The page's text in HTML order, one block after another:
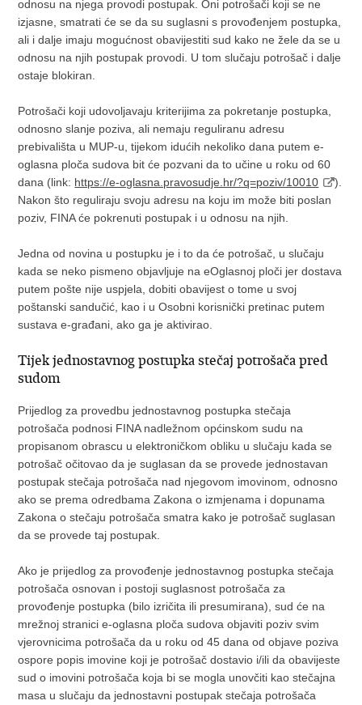
odnosu na njega provodi postupak. Oni potrošači koji se ne
izjasne, smatrati će se da su suglasni s provođenjem postupka,
ali i dalje imaju mogućnost obavijestiti sud kako ne žele da se u
odnosu na njih postupak provodi. U tom slučaju potrošač i dalje
ostaje blokiran.
Potrošači koji udovoljavaju kriterijima za pokretanje postupka,
odnosno slanje poziva, ali nemaju reguliranu adresu
prebivališta u MUP-u, tijekom idućih nekoliko dana putem e-
oglasna ploča sudova bit će pozvani da to učine u roku od 60
dana (link: https://e-oglasna.pravosudje.hr/?q=poziv/10010
).
Nakon što reguliraju svoju adresu na koju im može biti poslan
poziv, FINA će pokrenuti postupak i u odnosu na njih.
Jedna od novina u postupku je i to da će potrošač, u slučaju
kada se neko pismeno objavljuje na eOglasnoj ploči jer dostava
putem pošte nije uspjela, dobiti obavijest o tome u svoj
poštanski sandučić, kao i u Osobni korisnički pretinac putem
sustava e-građani, ako ga je aktivirao.
Tijek jednostavnog postupka stečaj potrošača pred
sudom
Prijedlog za provedbu jednostavnog postupka stečaja
potrošača podnosi FINA nadležnom općinskom sudu na
propisanom obrascu u elektroničkom obliku u slučaju kada se
potrošač očitovao da je suglasan da se provede jednostavan
postupak stečaja potrošača nad njegovom imovinom, odnosno
ako se prema odredbama Zakona o izmjenama i dopunama
Zakona o stečaju potrošača smatra kako je potrošač suglasan
da se provede taj postupak.
Ako je prijedlog za provođenje jednostavnog postupka stečaja
potrošača osnovan i postoji suglasnost potrošača za
provođenje postupka (bilo izričita ili presumirana), sud će na
mrežnoj stranici e-oglasna ploča sudova objaviti poziv svim
vjerovnicima potrošača da u roku od 45 dana od objave poziva
ospore popis imovine koji je potrošač dostavio i/ili da obavijeste
sud o imovini potrošača koja bi se mogla unovčiti kao stečajna
masa u slučaju da jednostavni postupak stečaja potrošača